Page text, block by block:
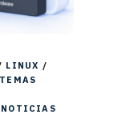
LINUX /
NOTICIAS